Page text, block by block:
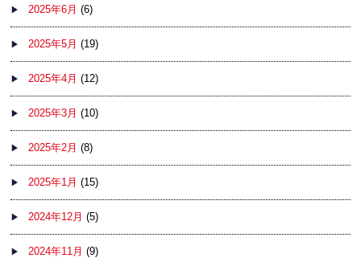
2025年6月 (6)
2025年5月 (19)
2025年4月 (12)
2025年3月 (10)
2025年2月 (8)
2025年1月 (15)
2024年12月 (5)
2024年11月 (9)